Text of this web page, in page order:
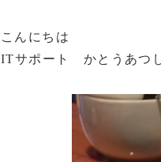
こんにちは
ITサポート かとうあつ